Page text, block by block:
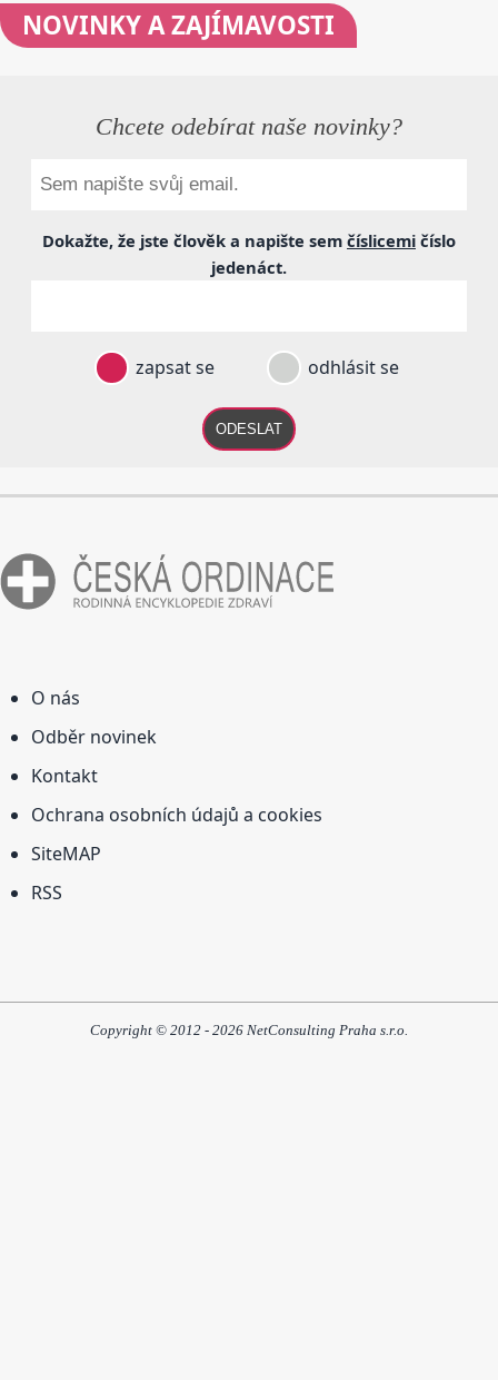
NOVINKYA ZAJÍMAVOSTI
Chcete odebírat naše novinky?
Dokažte, že jste člověk a napište sem číslicemi číslo
jedenáct.
zapsat se odhlásit se
ODESLAT
O nás
Odběr novinek
Kontakt
Ochrana osobních údajů a cookies
SiteMAP
RSS
Copyright © 2012 - 2026 NetConsulting Praha s.r.o.